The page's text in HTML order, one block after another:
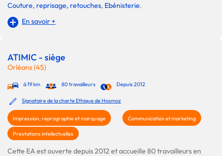
Couture, reprisage, retouches, Ebénisterie.
En savoir +
ATIMIC - siège
Orléans (45)
à 19 km 80 travailleurs Depuis 2012
Signataire de la charte Ethique de Hosmoz
Impression, reprographie et marquage Communication et marketing
Prestations intellectuelles
Cette EA est ouverte depuis 2012 et accueille 80 travailleurs en